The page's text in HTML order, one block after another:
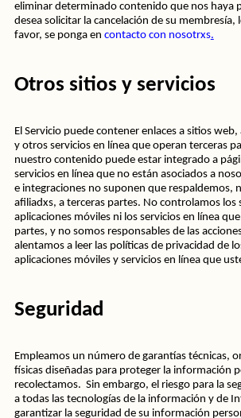
eliminar determinado contenido que nos haya
desea solicitar la cancelación de su
favor, se ponga en contacto con nosotrxs.
Otros sitios y servicios
El Servicio puede contener enlaces a sitios
y otros servicios en línea que operan terceras
nuestro contenido puede estar integrado a
servicios en línea que no están asociados a
e integraciones no suponen que respaldemos,
afiliadxs, a terceras partes. No controlamos los
aplicaciones móviles ni los servicios en línea
partes, y no somos responsables de las
alentamos a leer las políticas de privacidad de
aplicaciones móviles y servicios en línea que
Seguridad
Empleamos un número de garantías técnicas,
físicas diseñadas para proteger la información
recolectamos.  Sin embargo, el riesgo para la
a todas las tecnologías de la información y de
garantizar la seguridad de su información